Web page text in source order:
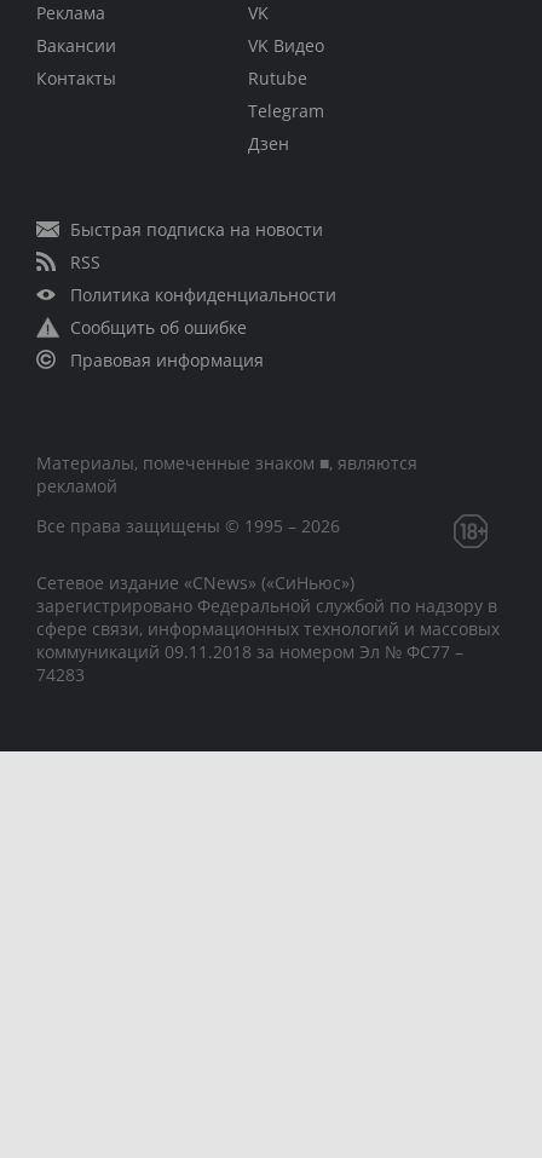
Реклама
Вакансии
Контакты
VK
VK Видео
Rutube
Telegram
Дзен
Быстрая подписка на новости
RSS
Политика конфиденциальности
Сообщить об ошибке
Правовая информация
Материалы, помеченные знаком ■, являются
рекламой
Все права защищены © 1995 – 2026
Сетевое издание «CNews» («СиНьюс»)
зарегистрировано Федеральной службой по надзору в
сфере связи, информационных технологий и массовых
коммуникаций 09.11.2018 за номером Эл № ФС77 –
74283